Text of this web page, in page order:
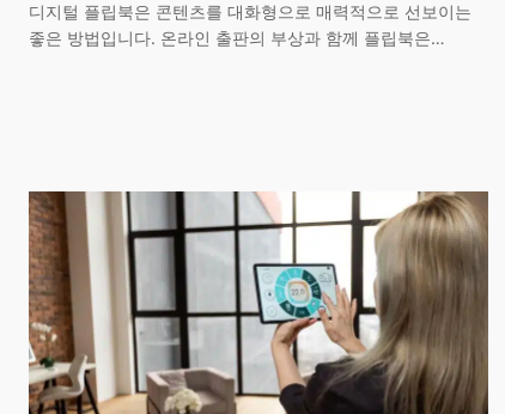
디지털 플립북은 콘텐츠를 대화형으로 매력적으로 선보이는
좋은 방법입니다. 온라인 출판의 부상과 함께 플립북은…